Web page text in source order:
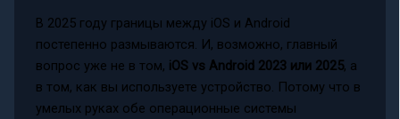
В 2025 году границы между iOS и Android
постепенно размываются. И, возможно, главный
вопрос уже не в том, iOS vs Android 2023 или 2025, а
в том, как вы используете устройство. Потому что в
умелых руках обе операционные системы